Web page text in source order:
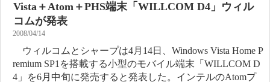
Vista＋Atom＋PHS端末「WILLCOM D4」ウィル
コムが発表
2008/04/14
ウィルコムとシャープは4月14日、Windows Vista Home P
remium SP1を搭載する小型のモバイル端末「WILLCOM D
4」を6月中旬に発売すると発表した。インテルのAtomプ